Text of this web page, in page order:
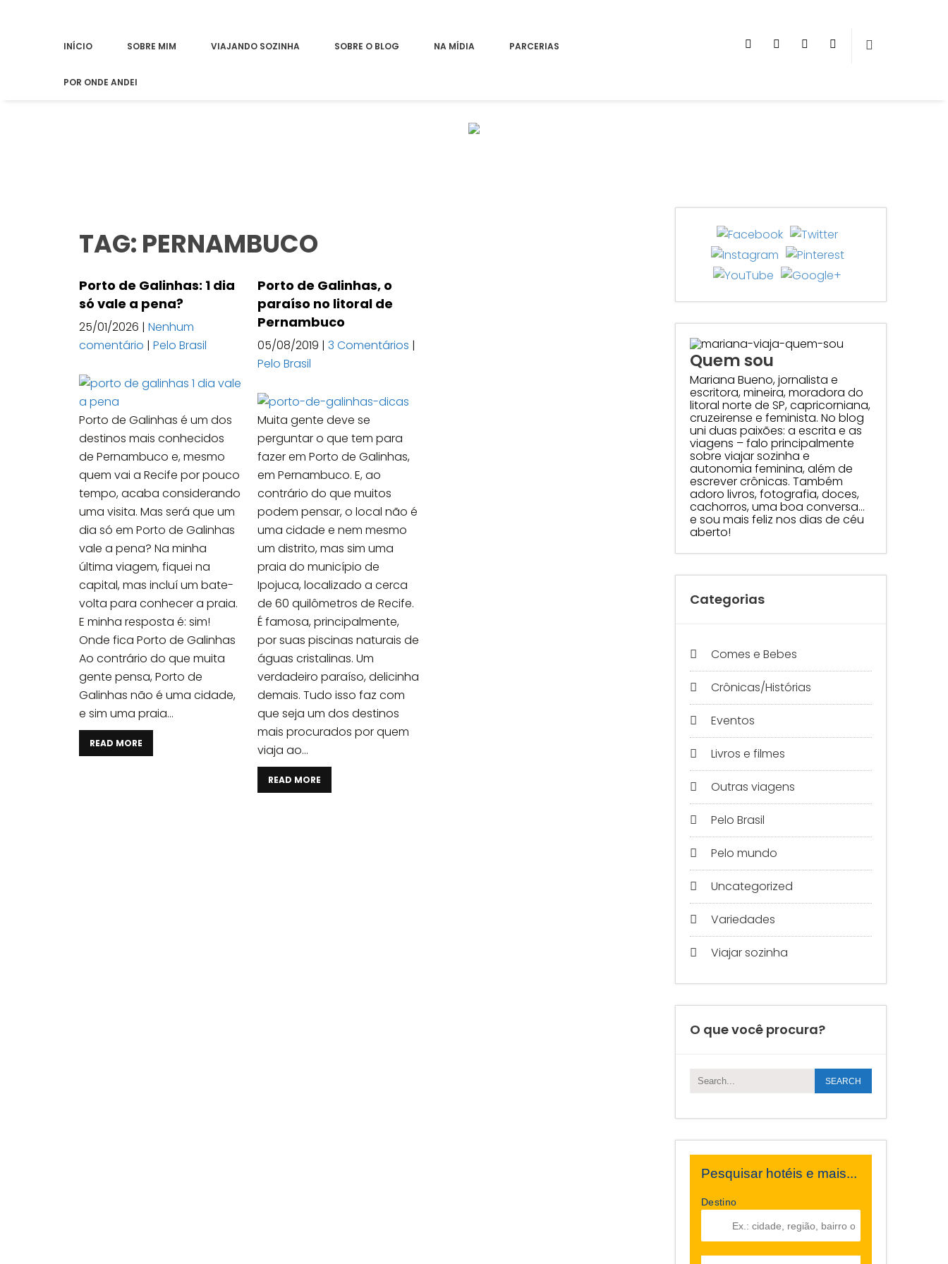
INÍCIO SOBRE MIM VIAJANDO SOZINHA SOBRE O BLOG NA MÍDIA PARCERIAS
POR ONDE ANDEI
TAG: PERNAMBUCO
Porto de Galinhas: 1 dia
só vale a pena?
25/01/2026 | Nenhum
comentário | Pelo Brasil
Porto de Galinhas é um dos
destinos mais conhecidos
de Pernambuco e, mesmo
quem vai a Recife por pouco
tempo, acaba considerando
uma visita. Mas será que um
dia só em Porto de Galinhas
vale a pena? Na minha
última viagem, fiquei na
capital, mas incluí um bate-
volta para conhecer a praia.
E minha resposta é: sim!
Onde fica Porto de Galinhas
Ao contrário do que muita
gente pensa, Porto de
Galinhas não é uma cidade,
e sim uma praia...
READ MORE
Porto de Galinhas, o
paraíso no litoral de
Pernambuco
05/08/2019 |3 Comentários |
Pelo Brasil
Muita gente deve se
perguntar o que tem para
fazer em Porto de Galinhas,
em Pernambuco. E, ao
contrário do que muitos
podem pensar, o local não é
uma cidade e nem mesmo
um distrito, mas sim uma
praia do município de
Ipojuca, localizado a cerca
de 60 quilômetros de Recife.
É famosa, principalmente,
por suas piscinas naturais de
águas cristalinas. Um
verdadeiro paraíso, delicinha
demais. Tudo isso faz com
que seja um dos destinos
mais procurados por quem
viaja ao...
READ MORE
Quem sou
Mariana Bueno, jornalista e
escritora, mineira, moradora do
litoral norte de SP, capricorniana,
cruzeirense e feminista. No blog
uni duas paixões: a escrita e as
viagens – falo principalmente
sobre viajar sozinha e
autonomia feminina, além de
escrever crônicas. Também
adoro livros, fotografia, doces,
cachorros, uma boa conversa…
e sou mais feliz nos dias de céu
aberto!
Categorias
Comes e Bebes
Crônicas/Histórias
Eventos
Livros e filmes
Outras viagens
Pelo Brasil
Pelo mundo
Uncategorized
Variedades
Viajar sozinha
O que você procura?
Pesquisar hotéis e mais...
Destino